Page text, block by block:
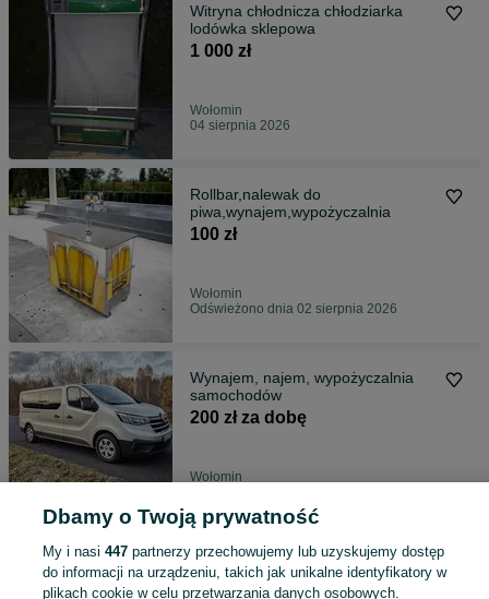
Witryna chłodnicza chłodziarka
lodówka sklepowa
1 000 zł
Wołomin
04 sierpnia 2026
Rollbar,nalewak do
piwa,wynajem,wypożyczalnia
100 zł
Wołomin
Odświeżono dnia 02 sierpnia 2026
Wynajem, najem, wypożyczalnia
samochodów
200 zł za dobę
Wołomin
Sprzedam zrębkę biomasę
mieszaną iglastą i liściastą
Dbamy o Twoją prywatność
My i nasi 447partnerzy przechowujemy lub uzyskujemy dostęp
do informacji na urządzeniu, takich jak unikalne identyfikatory w
plikach cookie w celu przetwarzania danych osobowych.